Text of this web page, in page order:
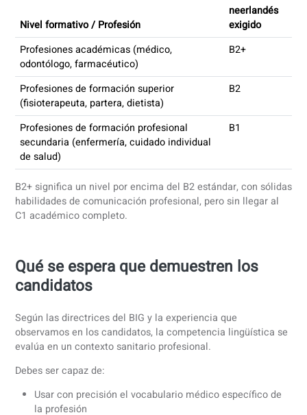
Finalización de enseñanzas reconocidas en
nivel requerido
Educación primaria y secundaria completa en
Un Certificado de Competencia válido
Exámenes reconocidos de neerlandés que cubran las
cuatro destrezas
La mera asistencia a un curso no es suficiente: se
evaluación y certificación.
Niveles de neerlandés exigidos por
profesión (2026)
Nivel de
Profesiones académicas (médico,
odontólogo, farmacéutico)
B2+
Profesiones de formación superior
(fisioterapeuta, partera, dietista)